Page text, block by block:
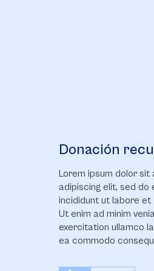
Donación
Lorem ipsum dolor
adipiscing elit, sed do
incididunt ut labore et
Ut enim ad minim
exercitation ullamco
ea commodo